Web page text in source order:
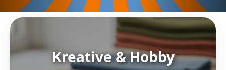
Kreative & Hobby